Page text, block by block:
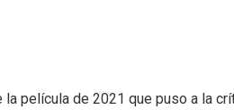
película de 2021 que puso a la